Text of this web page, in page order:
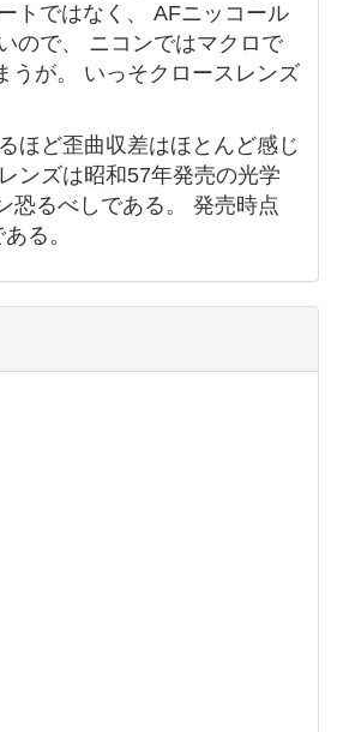
トではなく、 AFニッコール
ので、 ニコンではマクロで
うが。 いっそクロースレンズ
ほど歪曲収差はほとんど感じ
ンズは昭和57年発売の光学
恐るべしである。 発売時点
る。